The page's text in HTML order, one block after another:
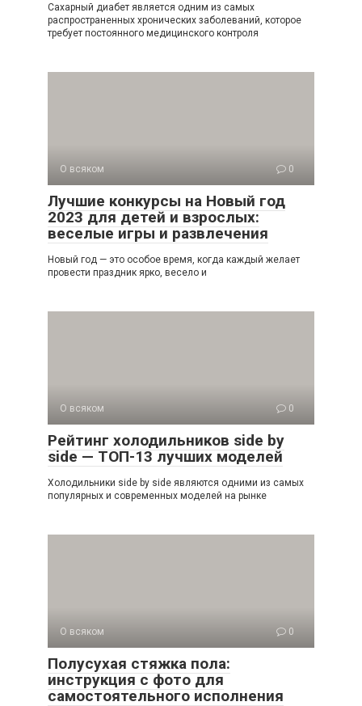
Сахарный диабет является одним из самых
распространенных хронических заболеваний, которое
требует постоянного медицинского контроля
О всяком 0
Лучшие конкурсы на Новый год
2023 для детей и взрослых:
веселые игры и развлечения
Новый год — это особое время, когда каждый желает
провести праздник ярко, весело и
О всяком 0
Рейтинг холодильников side by
side — ТОП-13 лучших моделей
Холодильники side by side являются одними из самых
популярных и современных моделей на рынке
О всяком 0
Полусухая стяжка пола:
инструкция с фото для
самостоятельного исполнения